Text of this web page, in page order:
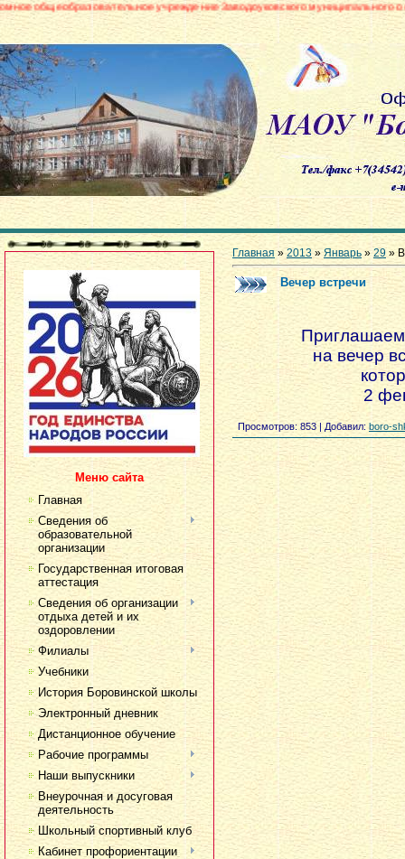
учреждение Заводоуковского муниципального округа
Меню сайта
Главная
Сведения об
образовательной
организации
Государственная итоговая
аттестация
Сведения об организации
отдыха детей и их
оздоровлении
Филиалы
Учебники
История Боровинской школы
Электронный дневник
Дистанционное обучение
Рабочие программы
Наши выпускники
Внеурочная и досуговая
деятельность
Школьный спортивный клуб
Кабинет профориентации
Главная »2013 » Январь » 29 »
Вечер встречи
на вечер
2
Просмотров: 853 | Добавил: boro-